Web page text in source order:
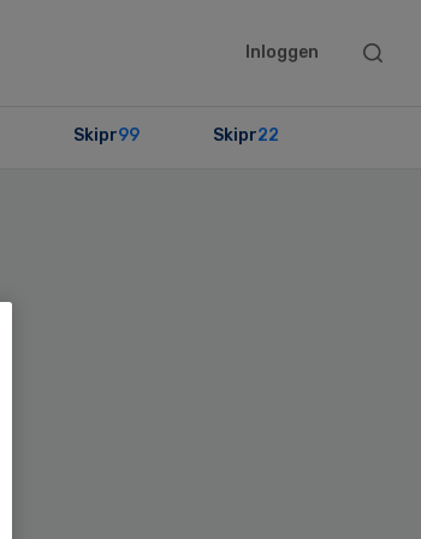
Inloggen
Search
Skipr99 Skipr22